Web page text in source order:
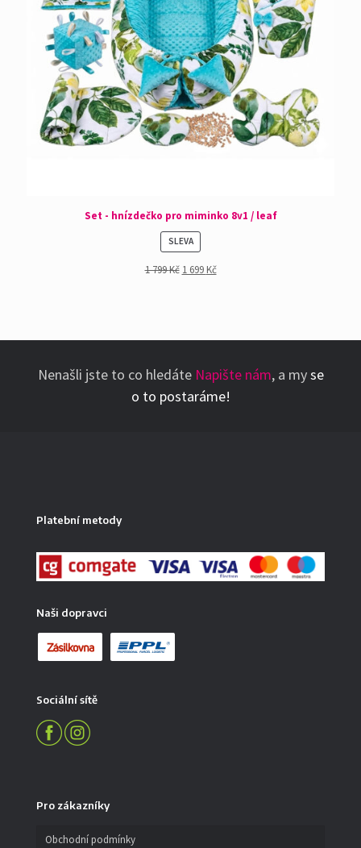
Set - hnízdečko pro miminko 8v1 / leaf
SLEVAPRODUKT
NA
PRODEJ
1 799Kč 1 699 Kč
Nenašli jste to co hledáte Napište nám, a myse
o to postaráme!
Platební metody
Naši dopravci
Sociální sítě
Pro zákazníky
Obchodní podmínky